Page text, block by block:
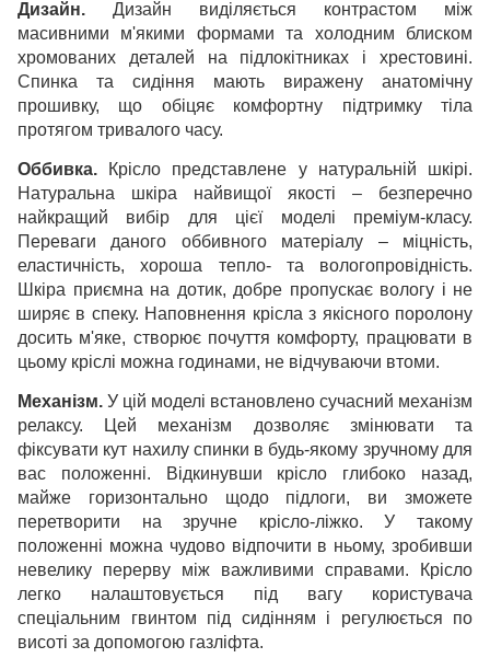
Дизайн. Дизайн виділяється контрастом між
масивними м'якими формами та холодним блиском
хромованих деталей на підлокітниках і хрестовині.
Спинка та сидіння мають виражену анатомічну
прошивку, що обіцяє комфортну підтримку тіла
протягом тривалого часу.
Оббивка. Крісло представлене у натуральній шкірі.
Натуральна шкіра найвищої якості – безперечно
найкращий вибір для цієї моделі преміум-класу.
Переваги даного оббивного матеріалу – міцність,
еластичність, хороша тепло- та вологопровідність.
Шкіра приємна на дотик, добре пропускає вологу і не
ширяє в спеку. Наповнення крісла з якісного поролону
досить м'яке, створює почуття комфорту, працювати в
цьому кріслі можна годинами, не відчуваючи втоми.
Механізм. У цій моделі встановлено сучасний механізм
релаксу. Цей механізм дозволяє змінювати та
фіксувати кут нахилу спинки в будь-якому зручному для
вас положенні. Відкинувши крісло глибоко назад,
майже горизонтально щодо підлоги, ви зможете
перетворити на зручне крісло-ліжко. У такому
положенні можна чудово відпочити в ньому, зробивши
невелику перерву між важливими справами. Крісло
легко налаштовується під вагу користувача
спеціальним гвинтом під сидінням і регулюється по
висоті за допомогою газліфта.